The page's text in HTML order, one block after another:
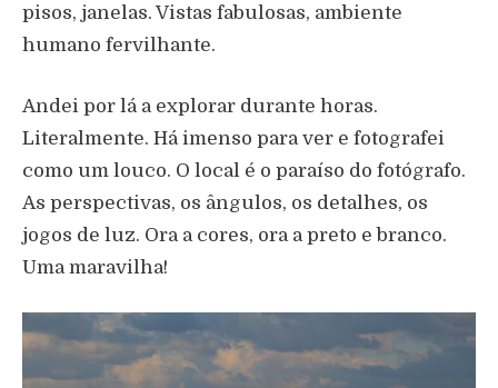
pisos, janelas. Vistas fabulosas, ambiente
humano fervilhante.
Andei por lá a explorar durante horas.
Literalmente. Há imenso para ver e fotografei
como um louco. O local é o paraíso do fotógrafo.
As perspectivas, os ângulos, os detalhes, os
jogos de luz. Ora a cores, ora a preto e branco.
Uma maravilha!